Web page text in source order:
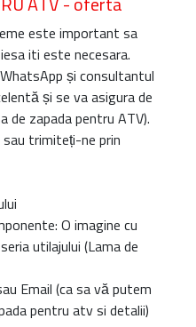
ATV - oferta
este important sa
iti este necesara.
și consultantul
și se va asigura de
de zapada pentru ATV).
sau trimiteți-ne prin
O imagine cu
utilajului (Lama de
Email (ca sa vă putem
pentru atv si detalii)